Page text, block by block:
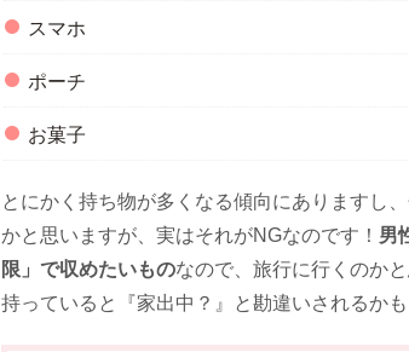
スマホ
ポーチ
お菓子
とにかく持ち物が多くなる傾向にありますし
かと思いますが、実はそれがNGなのです！ 男
限」で収めたいものなので、旅行に行くのか
持っていると『家出中？』と勘違いされるかも